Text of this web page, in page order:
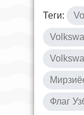
Теги:
Флаг